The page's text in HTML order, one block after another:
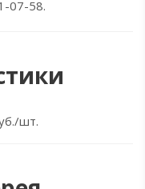
07-58.
шт.